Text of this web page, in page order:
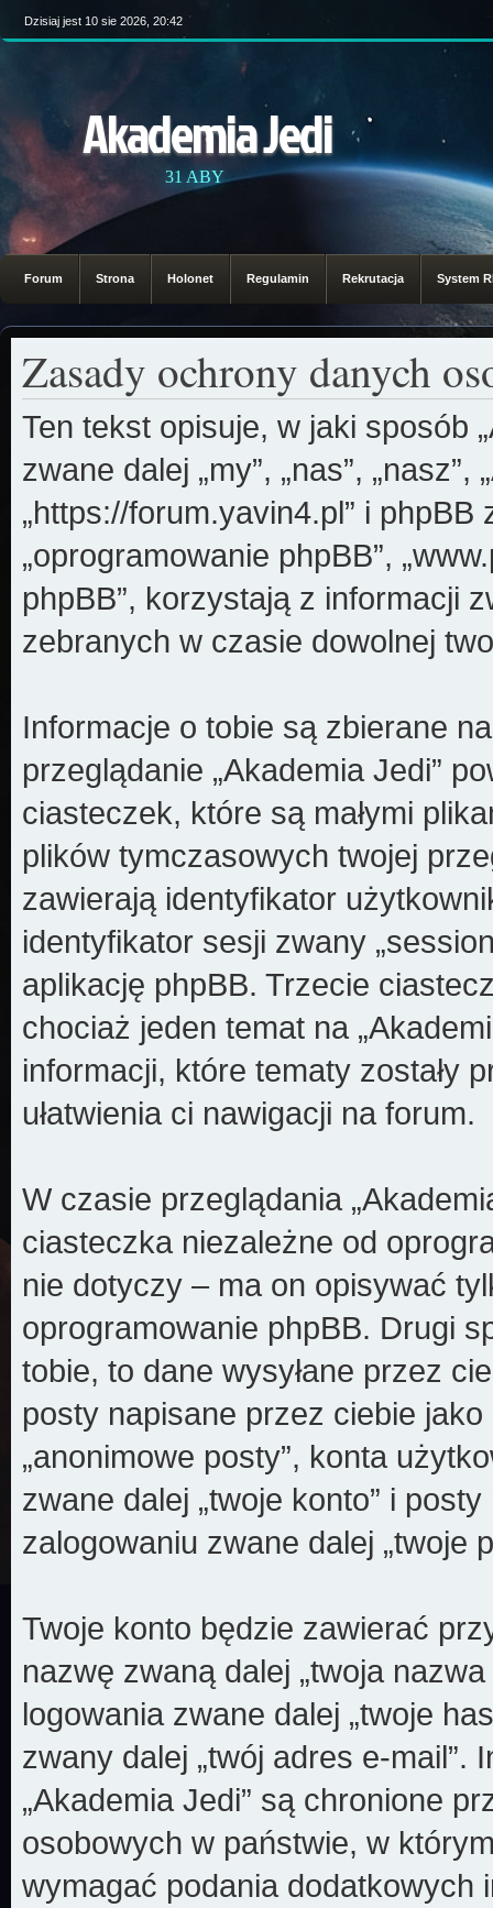
Dzisiaj jest 10 sie 2026, 20:42
Akademia Jedi
31 ABY
Forum Strona Holonet Regulamin Rekrutacja System
Zasady ochrony danych
Ten tekst opisuje, w jaki sposób
zwane dalej „my”, „nas”, „nasz”,
„https://forum.yavin4.pl” i phpBB
„oprogramowanie phpBB”,
phpBB”, korzystają z informacji
zebranych w czasie dowolnej
Informacje o tobie są zbierane
przeglądanie „Akademia Jedi”
ciasteczek, które są małymi
plików tymczasowych twojej
zawierają identyfikator
identyfikator sesji zwany
aplikację phpBB. Trzecie
chociaż jeden temat na
informacji, które tematy zostały
ułatwienia ci nawigacji na forum.
W czasie przeglądania
ciasteczka niezależne od
nie dotyczy – ma on opisywać
oprogramowanie phpBB. Drugi
tobie, to dane wysyłane przez
posty napisane przez ciebie
„anonimowe posty”, konta
zwane dalej „twoje konto” i
zalogowaniu zwane dalej „twoje
Twoje konto będzie zawierać
nazwę zwaną dalej „twoja
logowania zwane dalej „twoje
zwany dalej „twój adres e-mail”.
„Akademia Jedi” są chronione
osobowych w państwie, w
wymagać podania dodatkowych